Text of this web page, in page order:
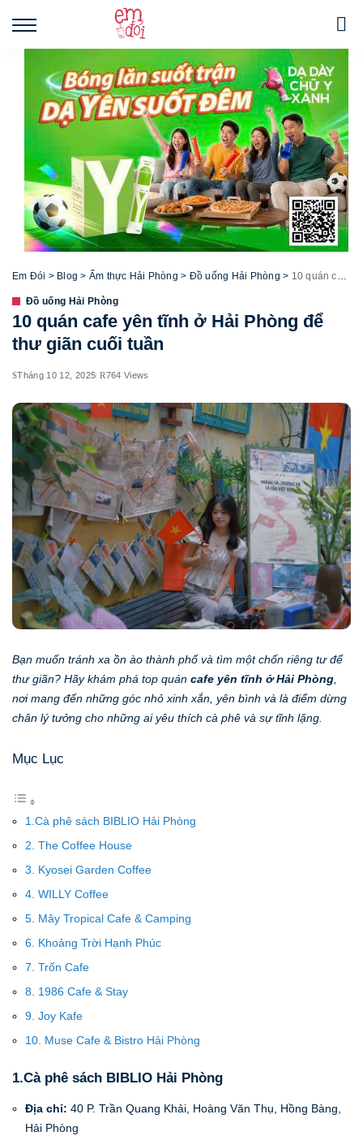
Em Đói > Blog > Ẩm thực Hải Phòng > Đồ uống Hải Phòng > 10 quán cafe yên tĩnh ở Hải Phòng để thư giãn cuối tuần
Đồ uống Hải Phòng
10 quán cafe yên tĩnh ở Hải Phòng để
thư giãn cuối tuần
Tháng 10 12, 2025 764 Views
Bạn muốn tránh xa ồn ào thành phố và tìm một chốn riêng tư để
thư giãn? Hãy khám phá top quán cafe yên tĩnh ở Hải Phòng
nơi mang đến những góc nhỏ xinh xắn, yên bình và là điểm dừng
chân lý tưởng cho những ai yêu thích cà phê và sự tĩnh lặng.
Mục Lục
1.Cà phê sách BIBLIO Hải Phòng
2. The Coffee House
3. Kyosei Garden Coffee
4. WILLY Coffee
5. Mây Tropical Cafe & Camping
6. Khoảng Trời Hạnh Phúc
7. Trốn Cafe
8. 1986 Cafe & Stay
9. Joy Kafe
10. Muse Cafe & Bistro Hải Phòng
1.Cà phê sách BIBLIO Hải Phòng
Địa chỉ: 40 P. Trần Quang Khải, Hoàng Văn Thụ, Hồng Bàng,
Hải Phòng